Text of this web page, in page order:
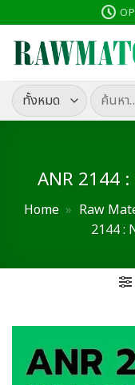
ไป
เนื้อหา
ค้นหา:
ANR 2144 :
Home » Raw
2144 :